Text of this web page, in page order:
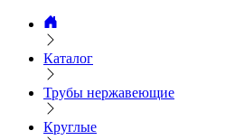
Каталог
Трубы нержавеющие
Круглые